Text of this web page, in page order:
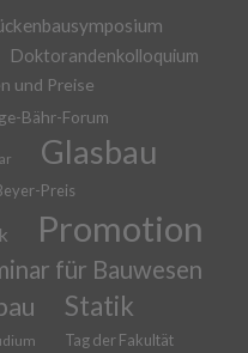
Doktorandenkolloquium
und Preise
Bähr-Forum
Glasbau
Preis
Promotion
für Bauwesen
Statik
Tag der Fakultät